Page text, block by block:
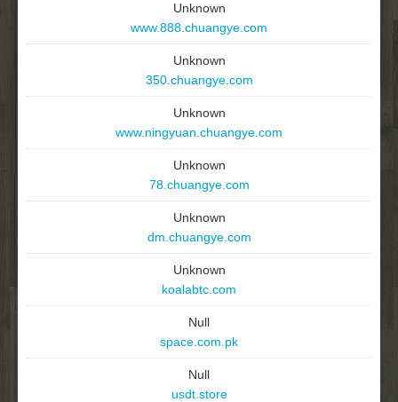
Unknown
www.888.chuangye.com
Unknown
350.chuangye.com
Unknown
www.ningyuan.chuangye.com
Unknown
78.chuangye.com
Unknown
dm.chuangye.com
Unknown
koalabtc.com
Null
space.com.pk
Null
usdt.store